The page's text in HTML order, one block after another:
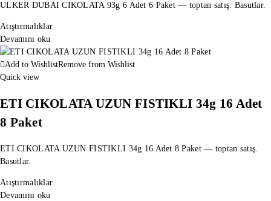
ULKER DUBAI CIKOLATA 93g 6 Adet 6 Paket — toptan satış. Basutlar.
Atıştırmalıklar
Devamını oku
Add to WishlistRemove from Wishlist
Quick view
ETI CIKOLATA UZUN FISTIKLI 34g 16 Adet
8 Paket
ETI CIKOLATA UZUN FISTIKLI 34g 16 Adet 8 Paket — toptan satış.
Basutlar.
Atıştırmalıklar
Devamını oku